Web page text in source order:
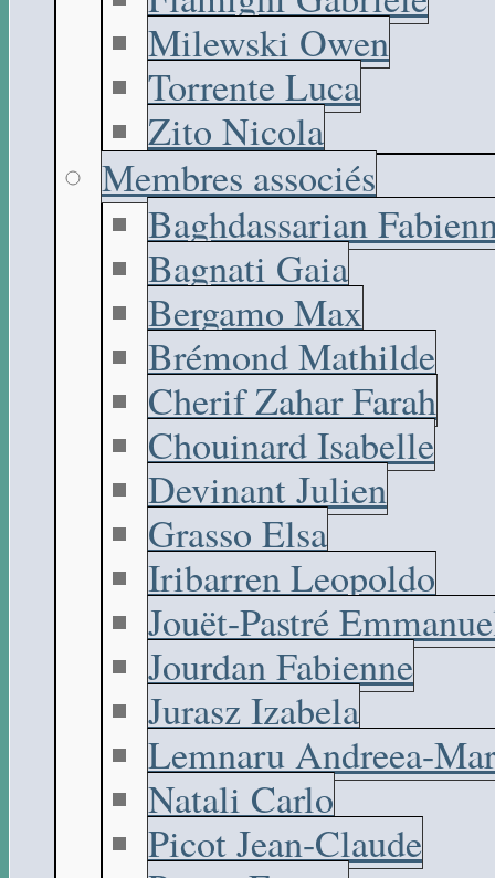
Milewski Owen
Torrente Luca
Zito Nicola
Membres associés
Baghdassarian
Bagnati Gaia
Bergamo Max
Brémond Mathilde
Cherif Zahar Farah
Chouinard Isabelle
Devinant Julien
Grasso Elsa
Iribarren Leopoldo
Jouët-Pastré
Jourdan Fabienne
Jurasz Izabela
Lemnaru Andreea-
Natali Carlo
Picot Jean-Claude